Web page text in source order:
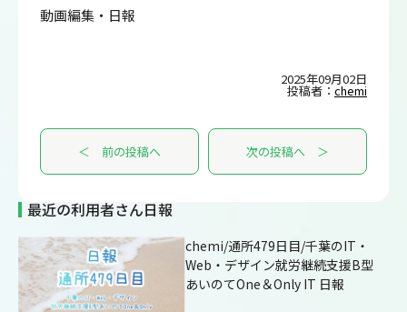
動画編集・日報
2025年09月02日
投稿者： chemi
＜ 前の投稿へ 次の投稿へ ＞
最近の利用者さん日報
chemi/通所479日目/千葉のIT・
Web・デザイン就労継続支援B型
あいのてOne＆Only IT 日報